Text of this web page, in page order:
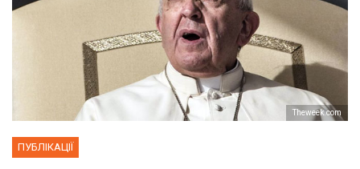
Theweek.com
ПУБЛІКАЦІЇ